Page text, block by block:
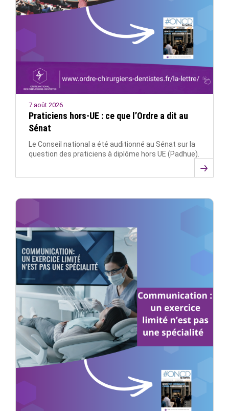
7 août 2026
Praticiens hors-UE : ce que l’Ordre a dit au
Sénat
Le Conseil national a été auditionné au Sénat sur la
question des praticiens à diplôme hors UE (Padhue).